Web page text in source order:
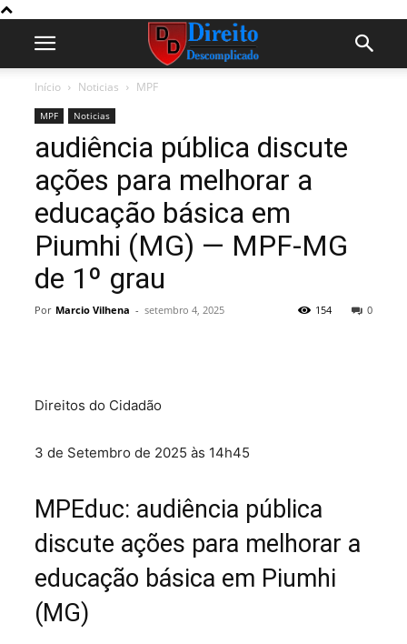
Início Noticias MPF
MPF Noticias
audiência pública discute
ações para melhorar a
educação básica em
Piumhi (MG) — MPF-MG
de 1º grau
Por Marcio Vilhena - setembro 4, 2025 0
154
Direitos do Cidadão
3 de Setembro de 2025 às 14h45
MPEduc: audiência pública
discute ações para melhorar a
educação básica em Piumhi
(MG)